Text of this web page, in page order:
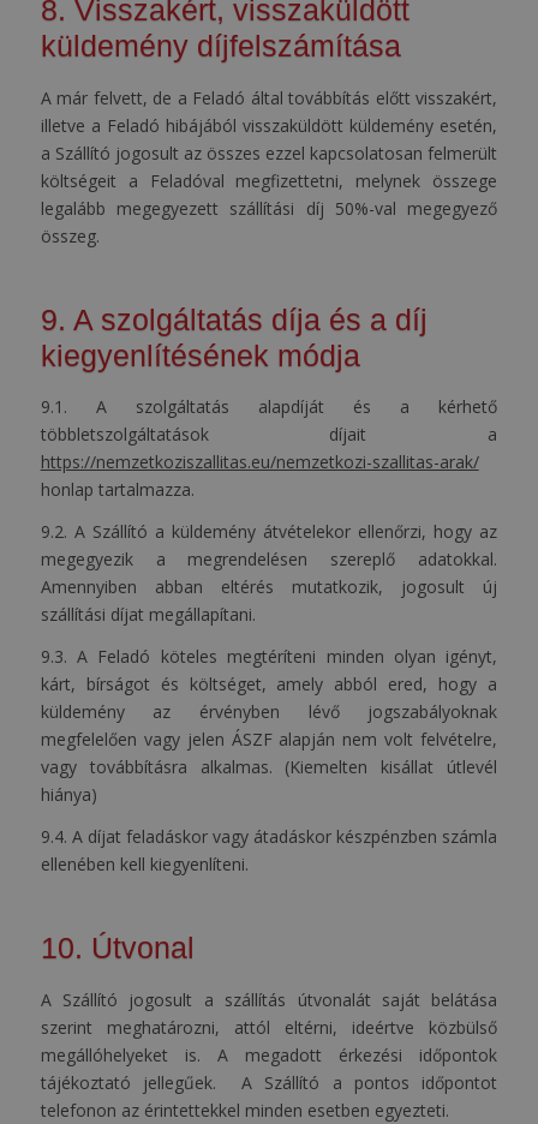
8. Visszakért, visszaküldött
küldemény díjfelszámítása
A már felvett, de a Feladó által továbbítás előtt visszakért,
illetve a Feladó hibájából visszaküldött küldemény esetén,
a Szállító jogosult az összes ezzel kapcsolatosan felmerült
költségeit a Feladóval megfizettetni, melynek összege
legalább megegyezett szállítási díj 50%-val megegyező
összeg.
9. A szolgáltatás díja és a díj
kiegyenlítésének módja
9.1. A szolgáltatás alapdíját és a kérhető
többletszolgáltatások díjait a
https://nemzetkoziszallitas.eu/nemzetkozi-szallitas-arak/
honlap tartalmazza.
9.2. A Szállító a küldemény átvételekor ellenőrzi, hogy az
megegyezik a megrendelésen szereplő adatokkal.
Amennyiben abban eltérés mutatkozik, jogosult új
szállítási díjat megállapítani.
9.3. A Feladó köteles megtéríteni minden olyan igényt,
kárt, bírságot és költséget, amely abból ered, hogy a
küldemény az érvényben lévő jogszabályoknak
megfelelően vagy jelen ÁSZF alapján nem volt felvételre,
vagy továbbításra alkalmas. (Kiemelten kisállat útlevél
hiánya)
9.4. A díjat feladáskor vagy átadáskor készpénzben számla
ellenében kell kiegyenlíteni.
10. Útvonal
A Szállító jogosult a szállítás útvonalát saját belátása
szerint meghatározni, attól eltérni, ideértve közbülső
megállóhelyeket is. A megadott érkezési időpontok
tájékoztató jellegűek. A Szállító a pontos időpontot
telefonon az érintettekkel minden esetben egyezteti.